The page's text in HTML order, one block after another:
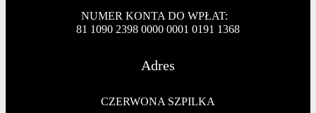
NUMER KONTA DO WPŁAT:
81 1090 2398 0000 0001 0191 1368
Adres
CZERWONA SZPILKA